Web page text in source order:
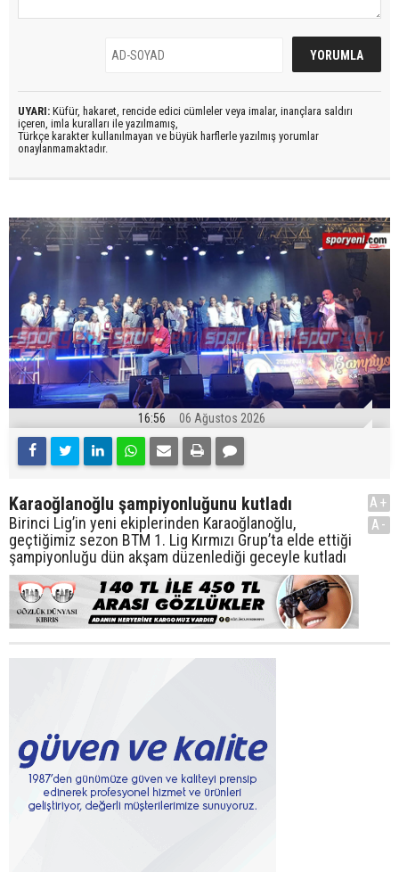
UYARI: Küfür, hakaret, rencide edici cümleler veya imalar, inançlara saldırı
içeren, imla kuralları ile yazılmamış,
Türkçe karakter kullanılmayan ve büyük harflerle yazılmış yorumlar
onaylanmamaktadır.
16:56 06 Ağustos 2026
Karaoğlanoğlu şampiyonluğunu kutladı
Birinci Lig’in yeni ekiplerinden Karaoğlanoğlu,
geçtiğimiz sezon BTM 1. Lig Kırmızı Grup’ta elde ettiği
şampiyonluğu dün akşam düzenlediği geceyle kutladı
A+
A-